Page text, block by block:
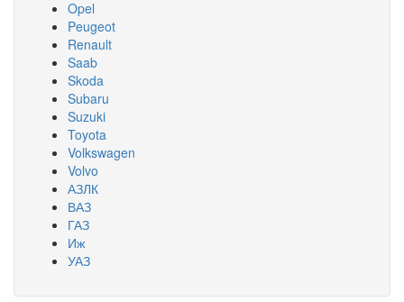
Opel
Peugeot
Renault
Saab
Skoda
Subaru
Suzuki
Toyota
Volkswagen
Volvo
АЗЛК
ВАЗ
ГАЗ
Иж
УАЗ